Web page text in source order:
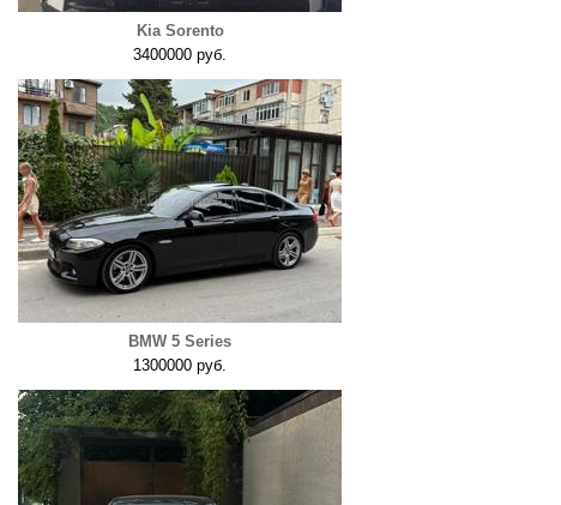
Kia Sorento
3400000 руб.
BMW 5 Series
1300000 руб.